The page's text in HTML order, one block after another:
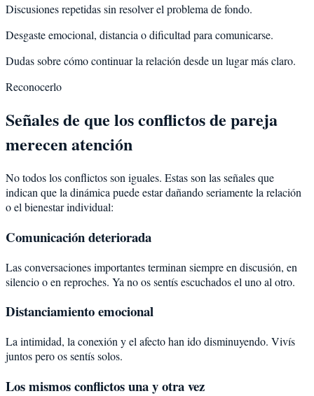
Discusiones repetidas sin resolver el problema de fondo.
Desgaste emocional, distancia o dificultad para comunicarse.
Dudas sobre cómo continuar la relación desde un lugar más claro.
Reconocerlo
Señales de que los conflictos de pareja
merecen atención
No todos los conflictos son iguales. Estas son las señales que
indican que la dinámica puede estar dañando seriamente la relación
o el bienestar individual:
Comunicación deteriorada
Las conversaciones importantes terminan siempre en discusión, en
silencio o en reproches. Ya no os sentís escuchados el uno al otro.
Distanciamiento emocional
La intimidad, la conexión y el afecto han ido disminuyendo. Vivís
juntos pero os sentís solos.
Los mismos conflictos una y otra vez